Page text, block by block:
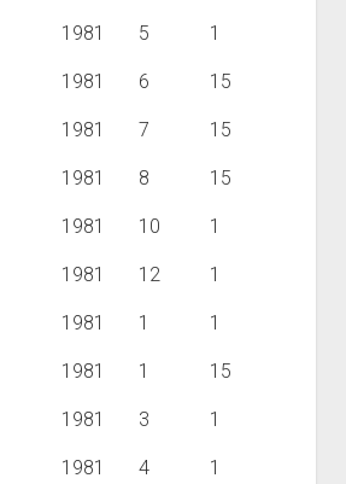
1981 5 1
1981 6 15
1981 7 15
1981 8 15
1981 10 1
1981 12 1
1981 1 1
1981 1 15
1981 3 1
1981 4 1